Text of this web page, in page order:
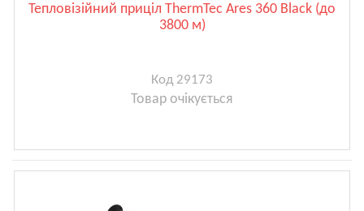
Тепловізійний приціл ThermTec Ares 360 Black (до
3800 м)
Код 29173
Товар очікується